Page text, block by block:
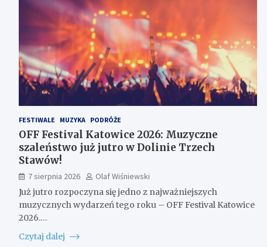
FESTIWALE MUZYKA PODRÓŻE
OFF Festival Katowice 2026: Muzyczne
szaleństwo już jutro w Dolinie Trzech
Stawów!
7 sierpnia 2026
Olaf Wiśniewski
Już jutro rozpoczyna się jedno z najważniejszych
muzycznych wydarzeń tego roku – OFF Festival Katowice
2026.…
Czytaj dalej